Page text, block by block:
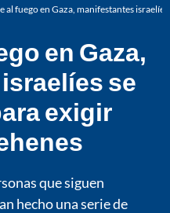
al fuego en Gaza, manifestantes
en Gaza,
se
exigir
que siguen
hecho una serie de